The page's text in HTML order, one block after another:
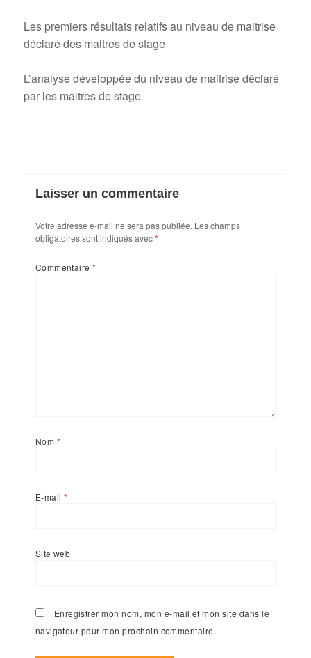
Les premiers résultats relatifs au niveau de maitrise
déclaré des maitres de stage
L’analyse développée du niveau de maitrise déclaré
par les maitres de stage
Laisser un commentaire
Votre adresse e-mail ne sera pas publiée. Les champs
obligatoires sont indiqués avec*
Commentaire*
Nom *
E-mail *
Site web
Enregistrer mon nom, mon e-mail et mon site dans le
navigateur pour mon prochain commentaire.